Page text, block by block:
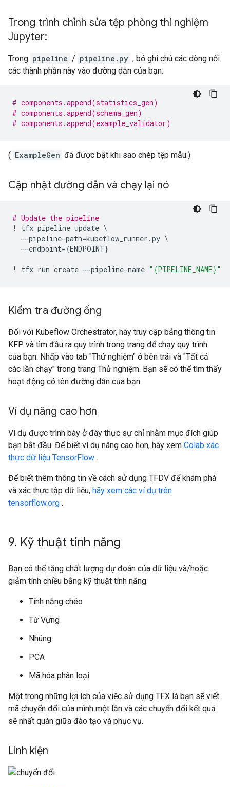
Trong trình chỉnh sửa tệp phòng thí nghiệm
Jupyter:
Trong pipeline / pipeline.py , bỏ ghi chú các dòng nối
các thành phần này vào đường dẫn của bạn:
# components.append(statistics_gen)
# components.append(schema_gen)
# components.append(example_validator)
( ExampleGen đã được bật khi sao chép tệp mẫu.)
Cập nhật đường dẫn và chạy lại nó
# Update the pipeline
!
tfx pipeline update \
--pipeline-path=kubeflow_runner .py \
--endpoint={ENDPOINT}
! tfx run create --pipeline-name " {PIPELINE_NAME}"
Kiểm tra đường ống
Đối với Kubeflow Orchestrator, hãy truy cập bảng thông tin
KFP và tìm đầu ra quy trình trong trang để chạy quy trình
của bạn. Nhấp vào tab "Thử nghiệm" ở bên trái và "Tất cả
các lần chạy" trong trang Thử nghiệm. Bạn sẽ có thể tìm thấy
hoạt động có tên đường dẫn của bạn.
Ví dụ nâng cao hơn
Ví dụ được trình bày ở đây thực sự chỉ nhằm mục đích giúp
bạn bắt đầu. Để biết ví dụ nâng cao hơn, hãy xem Colab xác
thực dữ liệu TensorFlow .
Để biết thêm thông tin về cách sử dụng TFDV để khám phá
và xác thực tập dữ liệu, hãy xem các ví dụ trên
tensorflow.org .
9. Kỹ thuật tính năng
Bạn có thể tăng chất lượng dự đoán của dữ liệu và/hoặc
giảm tính chiều bằng kỹ thuật tính năng.
Tính năng chéo
Từ Vựng
Nhúng
PCA
Mã hóa phân loại
Một trong những lợi ích của việc sử dụng TFX là bạn sẽ viết
mã chuyển đổi của mình một lần và các chuyển đổi kết quả
sẽ nhất quán giữa đào tạo và phục vụ.
Linh kiện